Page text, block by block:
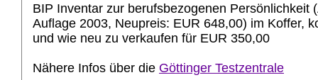
BIP Inventar zur berufsbezogenen Persönlichkeit
Auflage 2003, Neupreis: EUR 648,00) im Koffer,
und wie neu zu verkaufen für EUR 350,00
Nähere Infos über die Göttinger Testzentrale